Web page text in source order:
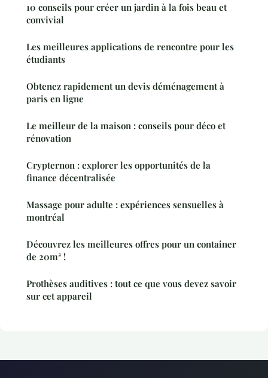
10 conseils pour créer un jardin à la fois beau et
convivial
Les meilleures applications de rencontre pour les
étudiants
Obtenez rapidement un devis déménagement à
paris en ligne
Le meilleur de la maison : conseils pour déco et
rénovation
Crypternon : explorer les opportunités de la
finance décentralisée
Massage pour adulte : expériences sensuelles à
montréal
Découvrez les meilleures offres pour un container
de 20m² !
Prothèses auditives : tout ce que vous devez savoir
sur cet appareil